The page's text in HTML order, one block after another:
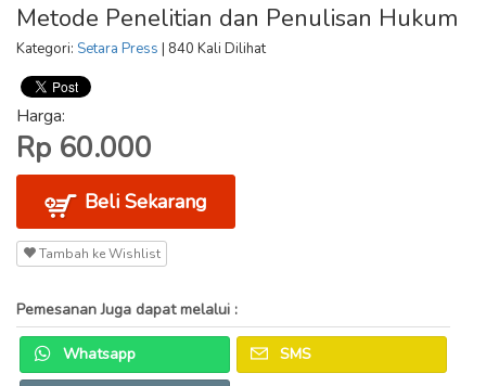
Metode Penelitian dan Penulisan Hukum
Kategori: Setara Press | 840 Kali Dilihat
Harga:
Rp 60.000
Beli Sekarang
Tambah ke Wishlist
Pemesanan Juga dapat melalui :
Whatsapp SMS